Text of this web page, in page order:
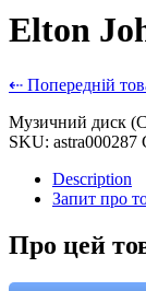
Elton
⇠ Попередній
Музичний диск
SKU: astra000287
Description
Запит про
Про цей